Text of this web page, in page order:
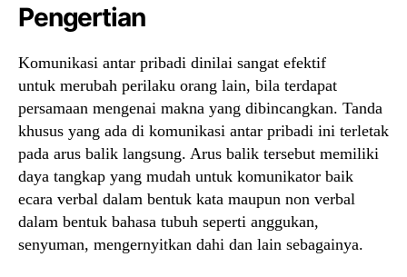
Pengertian
Komunikasi antar pribadi dinilai sangat efektif
untuk merubah perilaku orang lain, bila terdapat
persamaan mengenai makna yang dibincangkan. Tanda
khusus yang ada di komunikasi antar pribadi ini terletak
pada arus balik langsung. Arus balik tersebut memiliki
daya tangkap yang mudah untuk komunikator baik
ecara verbal dalam bentuk kata maupun non verbal
dalam bentuk bahasa tubuh seperti anggukan,
senyuman, mengernyitkan dahi dan lain sebagainya.